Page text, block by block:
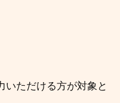
ただける方が対象と